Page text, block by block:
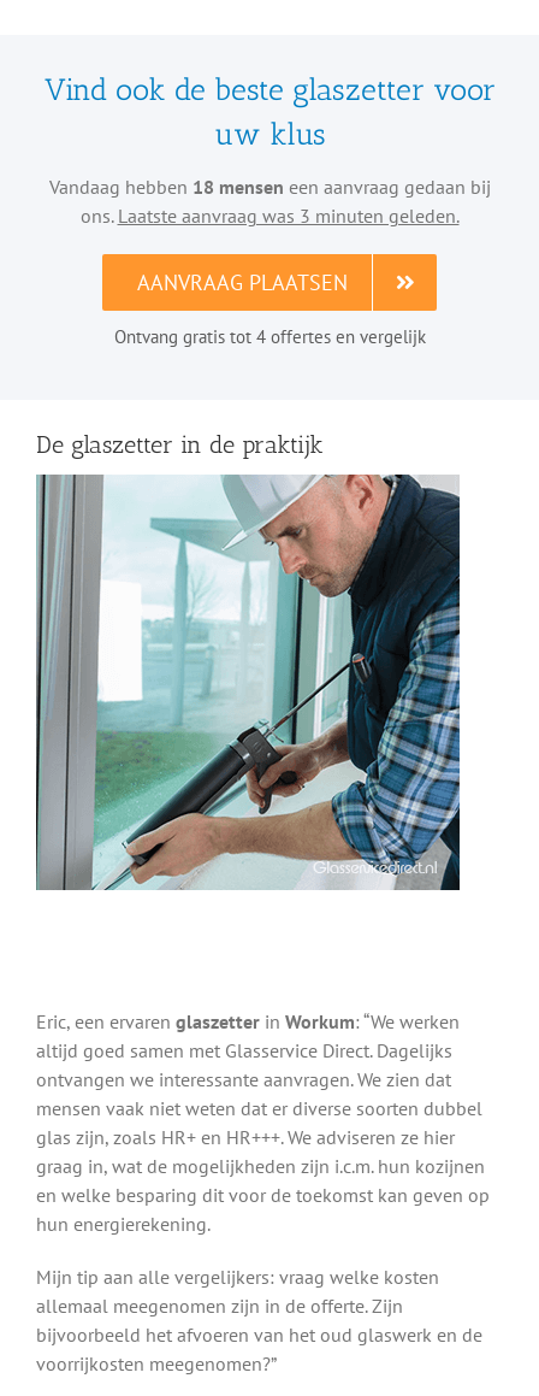
Vind ook de beste glaszetter voor
uw klus
Vandaag hebben 18 mensen een aanvraag gedaan bij
ons. Laatste aanvraag was 3 minuten geleden.
AANVRAAG PLAATSEN
Ontvang gratis tot 4 offertes en vergelijk
De glaszetter in de praktijk
Eric, een ervaren glaszetter in Workum: “We werken
altijd goed samen met Glasservice Direct. Dagelijks
ontvangen we interessante aanvragen. We zien dat
mensen vaak niet weten dat er diverse soorten dubbel
glas zijn, zoals HR+ en HR+++. We adviseren ze hier
graag in, wat de mogelijkheden zijn i.c.m. hun kozijnen
en welke besparing dit voor de toekomst kan geven op
hun energierekening.
Mijn tip aan alle vergelijkers: vraag welke kosten
allemaal meegenomen zijn in de offerte. Zijn
bijvoorbeeld het afvoeren van het oud glaswerk en de
voorrijkosten meegenomen?”